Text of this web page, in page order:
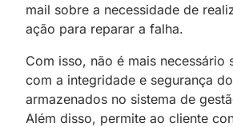
mail sobre a necessidade de
ação para reparar a falha.
Com isso, não é mais necessário
com a integridade e segurança
armazenados no sistema de
Além disso, permite ao cliente